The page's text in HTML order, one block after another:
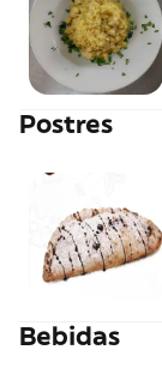
Postres
Bebidas